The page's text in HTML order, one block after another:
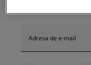
Adresa de e-mail